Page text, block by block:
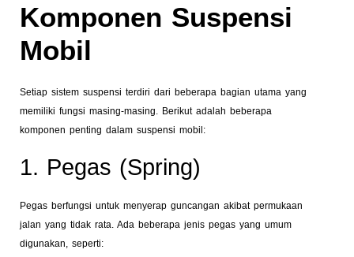
Komponen Suspensi
Mobil
Setiap sistem suspensi terdiri dari beberapa bagian utama yang
memiliki fungsi masing-masing. Berikut adalah beberapa
komponen penting dalam suspensi mobil:
1. Pegas (Spring)
Pegas berfungsi untuk menyerap guncangan akibat permukaan
jalan yang tidak rata. Ada beberapa jenis pegas yang umum
digunakan, seperti: